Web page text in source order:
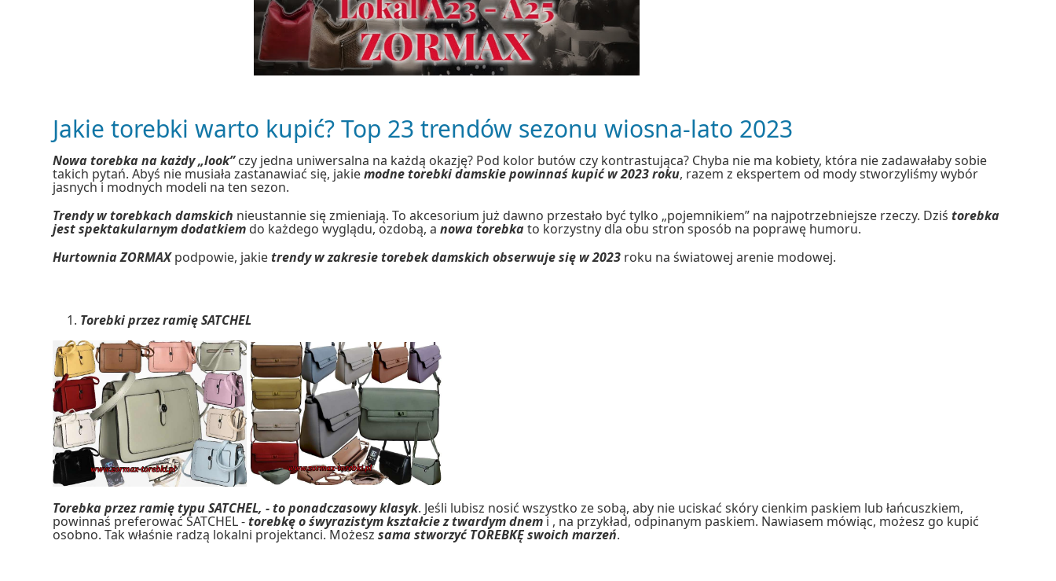
Jakie torebki warto kupić? Top 23 trendów sezonu wiosna-lato 2023
Nowa torebka na każdy „look”czy jedna uniwersalna na każdą okazję? Pod kolor butów czy kontrastująca? Chyba nie ma kobiety, która nie zadawałaby sobie
takich pytań. Abyś nie musiała zastanawiać się, jakiemodne torebki damskie powinnaś kupić w 2023 roku, razem z ekspertem od mody stworzyliśmy wybór
jasnych i modnych modeli na ten sezon.
Trendy w torebkach damskich nieustannie się zmieniają. To akcesorium już dawno przestało być tylko „pojemnikiem” na najpotrzebniejsze rzeczy. Dziśtorebka
jest spektakularnym dodatkiem do każdego wyglądu, ozdobą, anowa torebkato korzystny dla obu stron sposób na poprawę humoru.
Hurtownia ZORMAXpodpowie, jakietrendy w zakresie torebek damskich obserwuje się w 2023 roku na światowej arenie modowej.
Torebki przez ramię SATCHEL
Torebka przez ramię typu SATCHEL, - to ponadczasowy klasyk. Jeśli lubisz nosić wszystko ze sobą, aby nie uciskać skóry cienkim paskiem lub łańcuszkiem,
powinnaś preferować SATCHEL -torebkę o śwyrazistym kształcie z twardym dnemi , na przykład, odpinanym paskiem. Nawiasem mówiąc, możesz go kupić
osobno. Tak właśnie radzą lokalni projektanci. Możeszsama stworzyć TOREBKĘ swoich marzeń.